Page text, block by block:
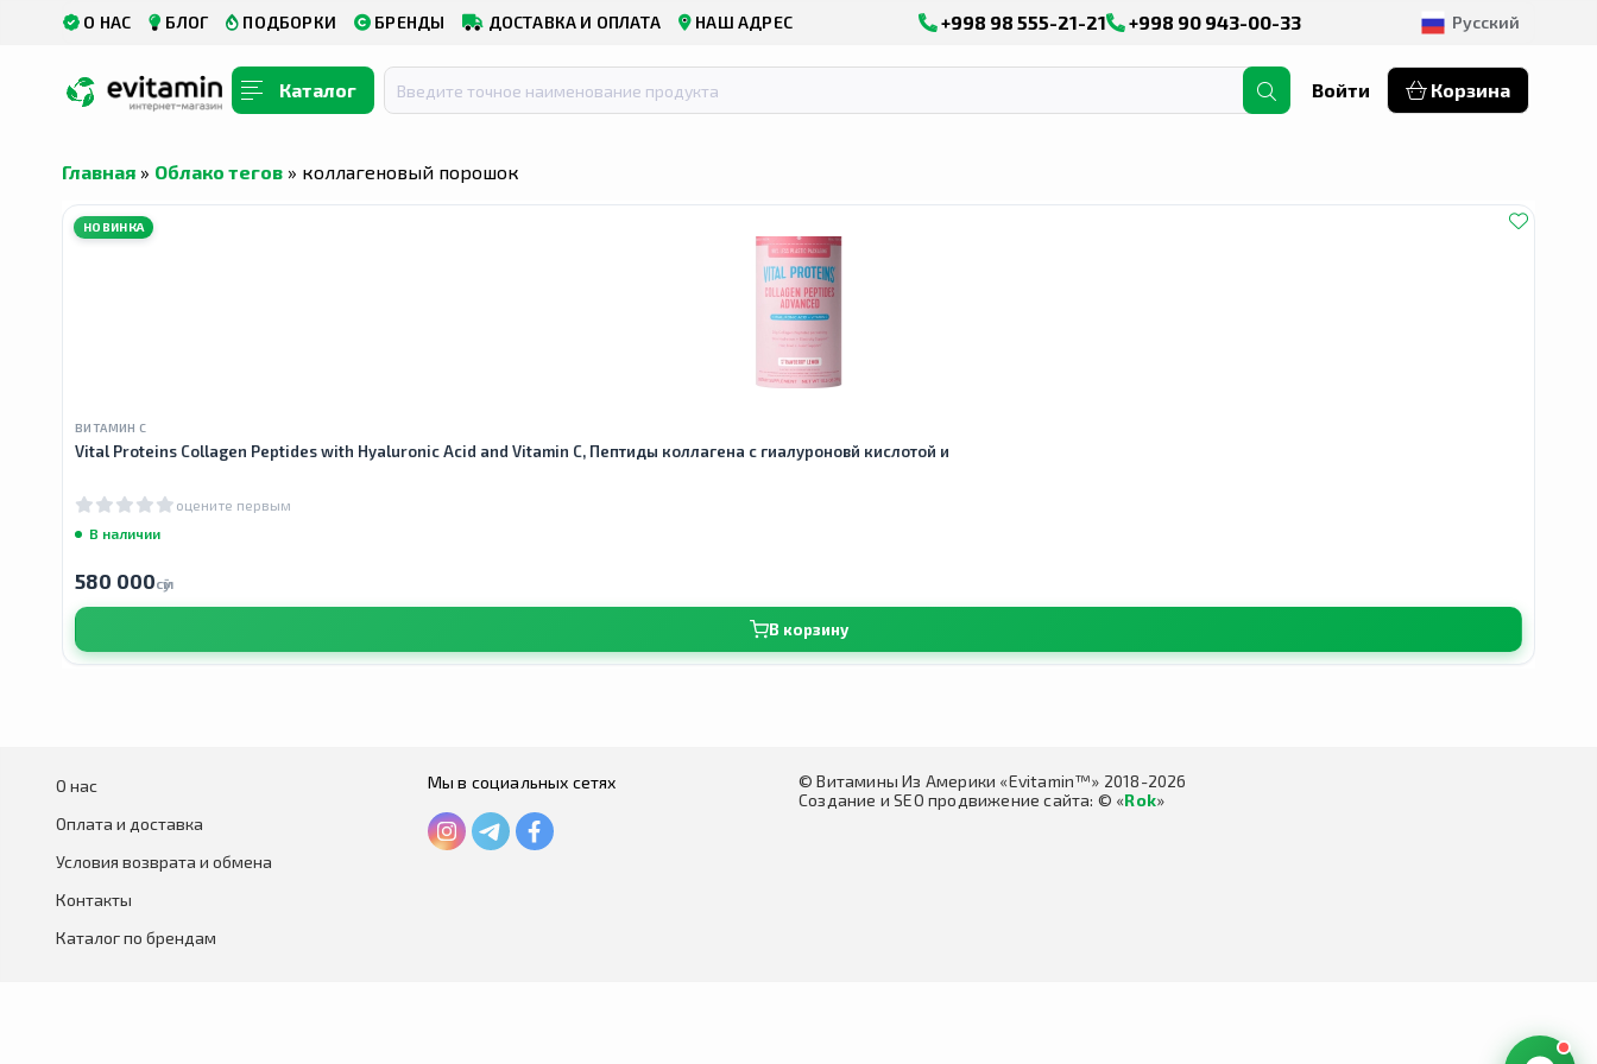
О НАС БЛОГ ПОДБОРКИ БРЕНДЫ ДОСТАВКА И ОПЛАТА НАШ АДРЕС +998 98 555-21-21 +998 90 943-00-33 Русский
Каталог Войти Корзина
Главная » Облако тегов » коллагеновый порошок
НОВИНКА
ВИТАМИН С
Vital Proteins Collagen Peptides with Hyaluronic Acid and Vitamin C, Пептиды коллагена с гиалуроновй кислотой и
оцените первым
В наличии
580 000сӯм
В корзину
О нас
Оплата и доставка
Условия возврата и обмена
Контакты
Каталог по брендам
Мы в социальных сетях
© Витамины Из Америки «Evitamin™» 2018-2026
Создание и SEO продвижение сайта: © «Rok»